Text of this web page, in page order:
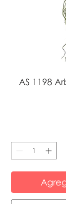
AS 1198